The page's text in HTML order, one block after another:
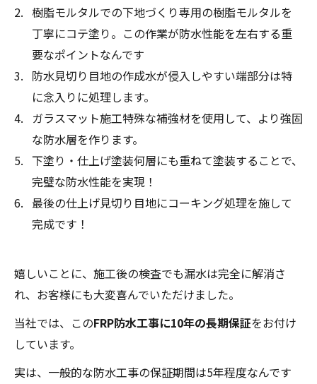
樹脂モルタルでの下地づくり専用の樹脂モルタルを
丁寧にコテ塗り。この作業が防水性能を左右する重
要なポイントなんです
防水見切り目地の作成水が侵入しやすい端部分は特
に念入りに処理します。
ガラスマット施工特殊な補強材を使用して、より強固
な防水層を作ります。
下塗り・仕上げ塗装何層にも重ねて塗装することで、
完璧な防水性能を実現！
最後の仕上げ見切り目地にコーキング処理を施して
完成です！
嬉しいことに、施工後の検査でも漏水は完全に解消さ
れ、お客様にも大変喜んでいただけました。
当社では、このFRP防水工事に10年の長期保証をお付け
しています。
実は、一般的な防水工事の保証期間は5年程度なんです